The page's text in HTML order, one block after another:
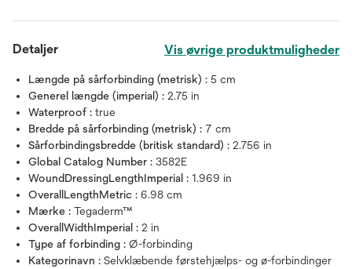
Detaljer Vis øvrige produktmuligheder
Længde på sårforbinding (metrisk) : 5 cm
Generel længde (imperial) : 2.75 in
Waterproof : true
Bredde på sårforbinding (metrisk) : 7 cm
Sårforbindingsbredde (britisk standard) : 2.756 in
Global Catalog Number : 3582E
WoundDressingLengthImperial : 1.969 in
OverallLengthMetric : 6.98 cm
Mærke : Tegaderm™
OverallWidthImperial : 2 in
Type af forbinding : Ø-forbinding
Kategorinavn : Selvklæbende førstehjælps- og ø-forbindinger